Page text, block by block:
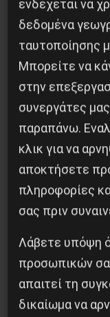
Iσπανία
5 Αυγούστου 2026
Besa, το νέο
5 Αυγούστου 2026
ενδέχεται να
δεδομένα
ταυτοποίησης
Μπορείτε να
στην
συνεργάτες
παραπάνω.
κλικ για να
αποκτήσετε
πληροφορίες
σας πριν
Λάβετε υπόψη
προσωπικών
απαιτεί τη
δικαίωμα να